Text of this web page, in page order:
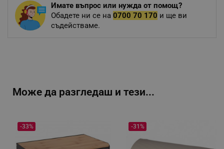
Имате въпрос или нужда от помощ?
Обадете ни се на 0700 70 170 и ще ви
съдействаме.
Може да разгледаш и тези...
-33% -31%